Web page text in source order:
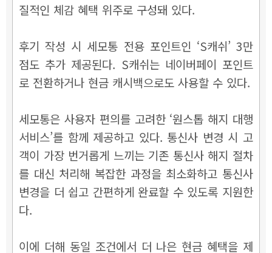
질적인 체감 혜택 위주로 구성돼 있다.
후기 작성 시 세모통 전용 포인트인 ‘S캐쉬’ 3만
점도 추가 제공된다. S캐쉬는 네이버페이 포인트
로 전환하거나 현금 캐시백으로도 사용할 수 있다.
세모통은 사용자 편의를 고려한 ‘원스톱 해지 대행
서비스’를 함께 제공하고 있다. 통신사 변경 시 고
객이 가장 번거롭게 느끼는 기존 통신사 해지 절차
를 대신 처리해 복잡한 과정을 최소화하고 통신사
변경을 더 쉽고 간편하게 완료할 수 있도록 지원한
다.
이에 더해 동일 조건에서 더 나은 현금 혜택을 제